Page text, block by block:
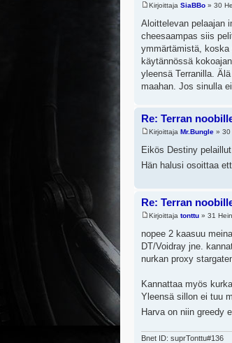
Kirjoittaja SiaBBo » 30
Aloittelevan pelaajan
cheesaampas siis
ymmärtämistä, koska
käytännössä
yleensä Terranilla.
maahan. Jos sinulla
Re: Terran
Kirjoittaja Mr.Bungle » 30
Eikös Destiny
Hän halusi osoittaa
Re: Terran
Kirjoittaja tonttu » 31
nopee 2 kaasuu
DT/Voidray jne.
nurkan proxy
Kannattaa myös
Yleensä sillon ei tuu
Harva on niin greedy
Bnet ID: suprTonttu#136